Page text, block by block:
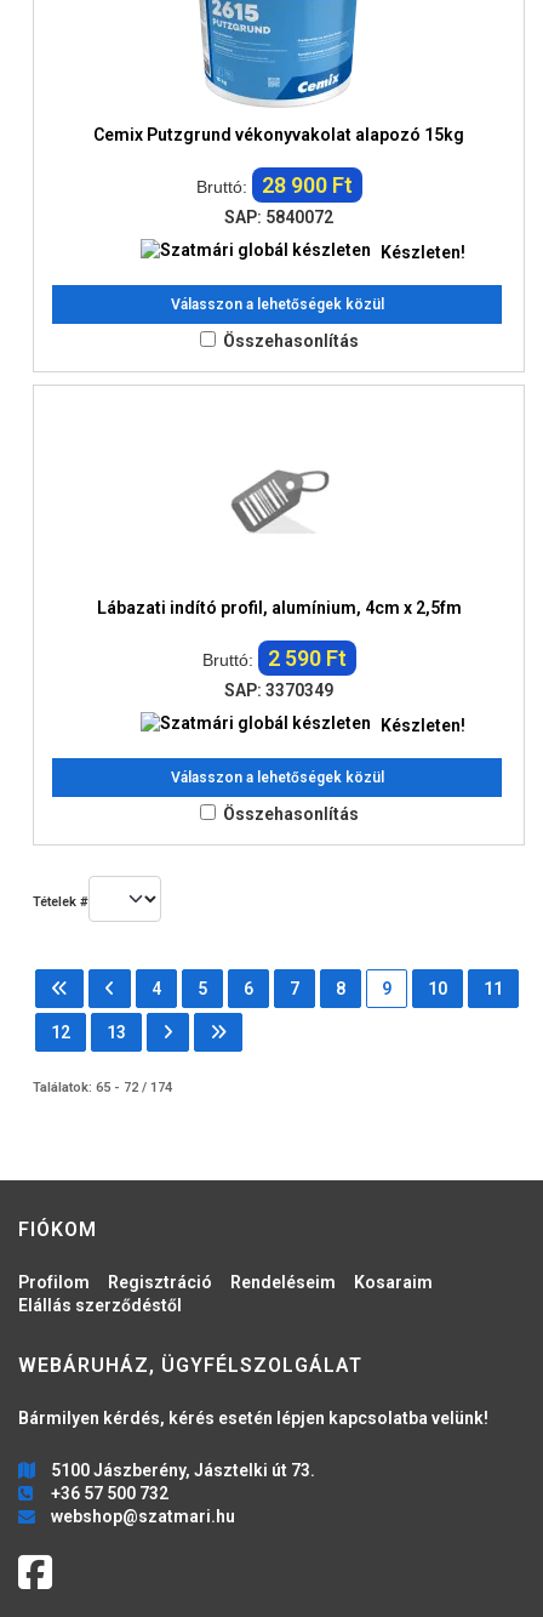
Cemix Putzgrund vékonyvakolat alapozó 15kg
Bruttó: 28 900 Ft
SAP: 5840072
Készleten!
Válasszon a lehetőségek közül
Összehasonlítás
Lábazati indító profil, alumínium, 4cm x 2,5fm
Bruttó: 2 590 Ft
SAP: 3370349
Készleten!
Válasszon a lehetőségek közül
Összehasonlítás
Tételek #
4 5 6 7 8 9 10 11
12 13
Találatok: 65 - 72 / 174
FIÓKOM
Profilom Regisztráció Rendeléseim
Kosaraim
Elállás szerződéstől
WEBÁRUHÁZ, ÜGYFÉLSZOLGÁLAT
Bármilyen kérdés, kérés esetén lépjen kapcsolatba velünk!
5100 Jászberény, Jásztelki út 73.
+36 57 500 732
webshop@szatmari.hu